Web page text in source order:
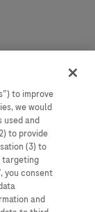
til en stor
i ditt land.
for tilgang til
gyldig juridisk
ditt.
innlegg, men
det lar seg gjøre.
det lenkes til.
sted er ikke
to improve
we would
used and
to provide
(3) to
targeting
you consent
and